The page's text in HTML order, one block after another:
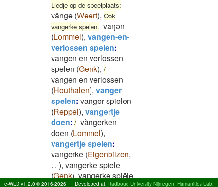
Liedje op de speelplaats:
vânge (Weert), Ook
vangerke spelen. vaŋən
(Lommel), vangen-en-
verlossen spelen:
vangen en verlossen
spelen (Genk), /
vangen en verlossen
(Houthalen), vanger
spelen: vanger spielen
(Reppel), vangertje
doen: / vàngerken
doen (Lommel),
vangertje spelen:
vangerke (Eigenbilzen,
... ), vangerke spiele
(Genk),vangerke spiële
e-WLD v1.2.0 © 2016-2026 Developed at: Radboud University Nijmegen, Humanities Lab,